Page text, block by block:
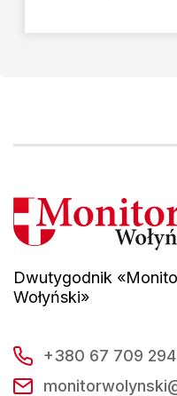
Dwutygodnik
Wołyński»
+380 67 709